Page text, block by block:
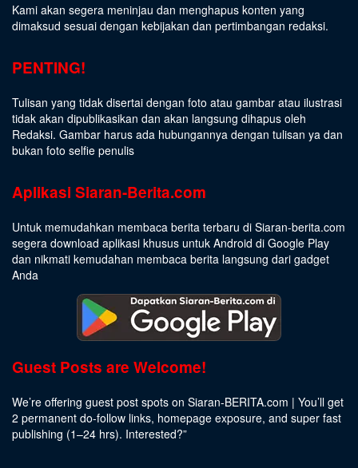
Kami akan segera meninjau dan menghapus konten yang
dimaksud sesuai dengan kebijakan dan pertimbangan redaksi.
PENTING!
Tulisan yang tidak disertai dengan foto atau gambar atau ilustrasi
tidak akan dipublikasikan dan akan langsung dihapus oleh
Redaksi. Gambar harus ada hubungannya dengan tulisan ya dan
bukan foto selfie penulis
Aplikasi Siaran-Berita.com
Untuk memudahkan membaca berita terbaru di Siaran-berita.com
segera download aplikasi khusus untuk Android di Google Play
dan nikmati kemudahan membaca berita langsung dari gadget
Anda
Guest Posts are Welcome!
We’re offering guest post spots on Siaran-BERITA.com | You’ll get
2 permanent do-follow links, homepage exposure, and super fast
publishing (1–24 hrs). Interested?”